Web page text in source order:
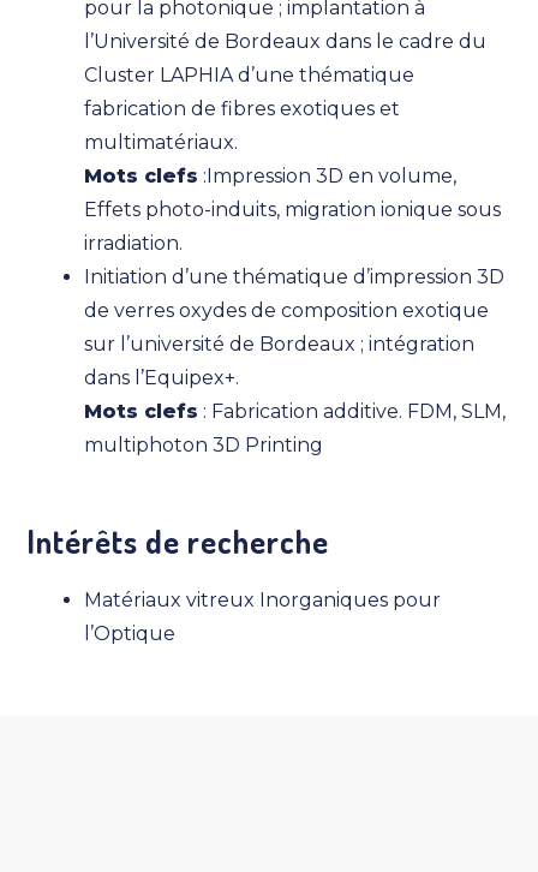
pour la photonique ; implantation à
l’Université de Bordeaux dans le cadre du
Cluster LAPHIA d’une thématique
fabrication de fibres exotiques et
multimatériaux.
Mots clefs :Impression 3D en volume,
Effets photo-induits, migration ionique sous
irradiation.
Initiation d’une thématique d’impression 3D
de verres oxydes de composition exotique
sur l’université de Bordeaux ; intégration
dans l’Equipex+.
Mots clefs : Fabrication additive. FDM, SLM,
multiphoton 3D Printing
Intérêts de recherche
Matériaux vitreux Inorganiques pour
l’Optique